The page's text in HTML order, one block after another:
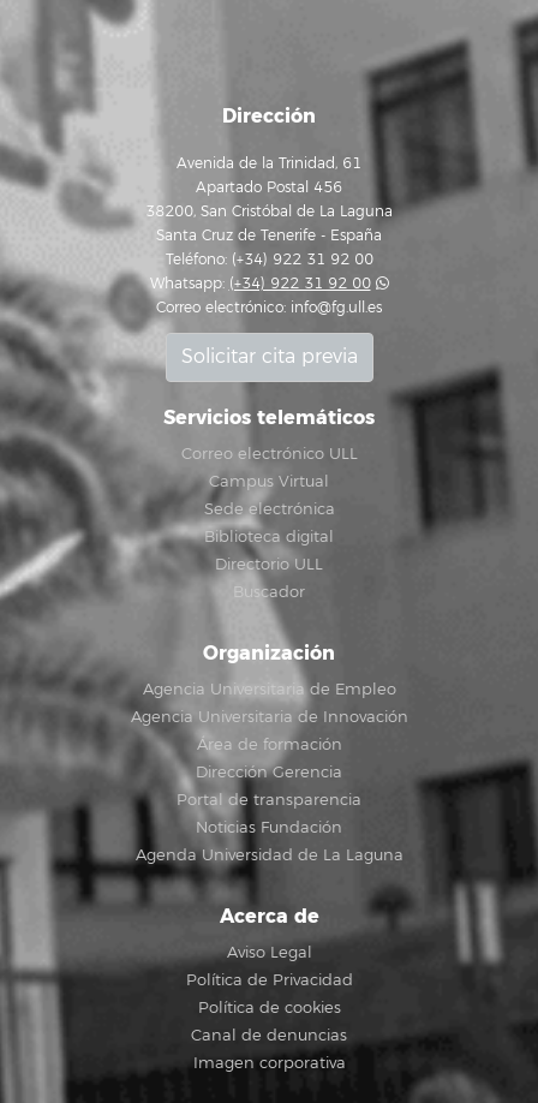
Dirección
Avenida de la Trinidad, 61
Apartado Postal 456
38200, San Cristóbal de La Laguna
Santa Cruz de Tenerife - España
Teléfono: (+34) 922 31 92 00
Whatsapp: (+34) 922 31 92 00
Correo electrónico: info@fg.ull.es
Solicitar cita previa
Servicios telemáticos
Correo electrónico ULL
Campus Virtual
Sede electrónica
Biblioteca digital
Directorio ULL
Buscador
Organización
Agencia Universitaria de Empleo
Agencia Universitaria de Innovación
Área de formación
Dirección Gerencia
Portal de transparencia
Noticias Fundación
Agenda Universidad de La Laguna
Acerca de
Aviso Legal
Política de Privacidad
Política de cookies
Canal de denuncias
Imagen corporativa